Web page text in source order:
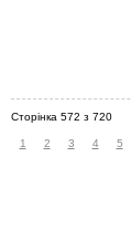
Сторінка 572 з 720
1 2 3 4 5